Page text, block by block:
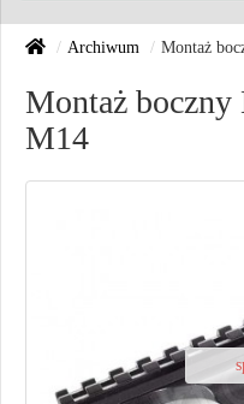
Archiwum Montaż
Montaż
M14